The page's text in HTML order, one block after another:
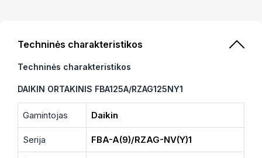
Techninės charakteristikos
Techninės charakteristikos
DAIKIN ORTAKINIS FBA125A/RZAG125NY1
Gamintojas Daikin
Serija FBA-A(9)/RZAG-NV(Y)1